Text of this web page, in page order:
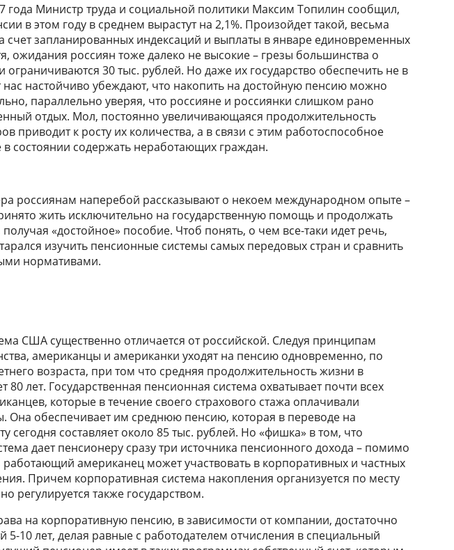
года Министр труда и социальной политики Максим Топилин сообщил,
в этом году в среднем вырастут на 2,1%. Произойдет такой, весьма
счет запланированных индексаций и выплаты в январе единовременных
ожидания россиян тоже далеко не высокие – грезы большинства о
ограничиваются 30 тыс. рублей. Но даже их государство обеспечить не в
нас настойчиво убеждают, что накопить на достойную пенсию можно
параллельно уверяя, что россияне и россиянки слишком рано
отдых. Мол, постоянно увеличивающаяся продолжительность
приводит к росту их количества, а в связи с этим работоспособное
в состоянии содержать неработающих граждан.
россиянам наперебой рассказывают о некоем международном опыте –
жить исключительно на государственную помощь и продолжать
«достойное» пособие. Чтоб понять, о чем все-таки идет речь,
изучить пенсионные системы самых передовых стран и сравнить
нормативами.
США существенно отличается от российской. Следуя принципам
американцы и американки уходят на пенсию одновременно, по
возраста, при том что средняя продолжительность жизни в
80 лет. Государственная пенсионная система охватывает почти всех
которые в течение своего страхового стажа оплачивали
Она обеспечивает им среднюю пенсию, которая в переводе на
сегодня составляет около 85 тыс. рублей. Но «фишка» в том, что
дает пенсионеру сразу три источника пенсионного дохода – помимо
работающий американец может участвовать в корпоративных и частных
Причем корпоративная система накопления организуется по месту
регулируется также государством.
на корпоративную пенсию, в зависимости от компании, достаточно
5-10 лет, делая равные с работодателем отчисления в специальный